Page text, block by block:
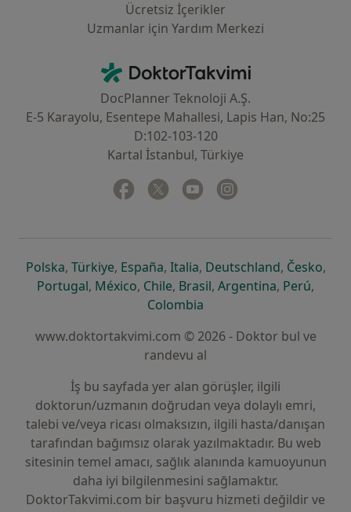
Ücretsiz İçerikler
Uzmanlar için Yardım Merkezi
DoktorTakvimi - Ana Sayfa
DocPlanner Teknoloji A.Ş.
E-5 Karayolu, Esentepe Mahallesi, Lapis Han, No:25
D:102-103-120
Kartal İstanbul, Türkiye
Facebook
yeni bir sekmede açılır
Twitter
yeni bir sekmede açılır
Youtube
yeni bir sekmede açılır
Polskayeni bir sekmede açılır
, Türkiyeyeni bir sekmede açılır
, Españayeni bir sekmede açılır
, Italiayeni bir sekmede açılır
, Deutschlandyeni bir
, Českoyeni
,
Portugalyeni bir sekmede açılır
, Méxicoyeni bir sekmede açılır
, Chileyeni bir sekmede açılır
, Brasilyeni bir sekmede açılır
, Argentinayeni bir
, Perúyeni
,
Colombia
www.doktortakvimi.com © 2026 - Doktor bul ve
randevu al
İş bu sayfada yer alan görüşler, ilgili
doktorun/uzmanın doğrudan veya dolaylı emri,
talebi ve/veya ricası olmaksızın, ilgili hasta/danışan
tarafından bağımsız olarak yazılmaktadır. Bu web
sitesinin temel amacı, sağlık alanında kamuoyunun
daha iyi bilgilenmesini sağlamaktır.
DoktorTakvimi.com bir başvuru hizmeti değildir ve